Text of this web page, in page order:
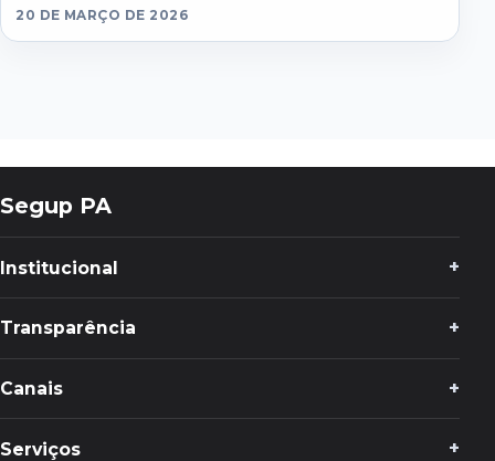
20 DE MARÇO DE 2026
Segup PA
Institucional
Transparência
Canais
Serviços